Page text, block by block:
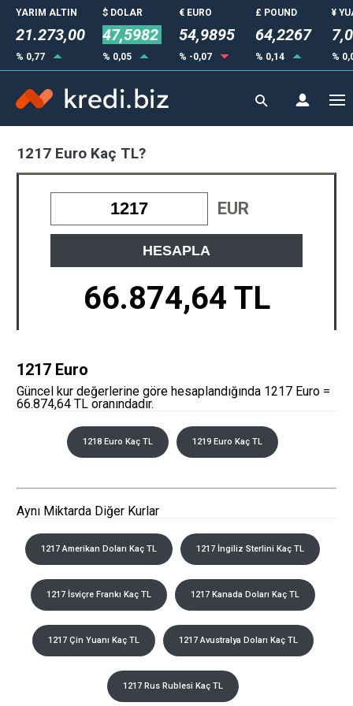
YARIM ALTIN
21.273,00
% 0,77
$ DOLAR
47,5982
% 0,05
€ EURO
54,9895
% -0,07
£ POUND
64,2267
% 0,14
¥
%
1217 Euro Kaç TL?
EUR
HESAPLA
66.874,64 TL
1217 Euro
Güncel kur değerlerine göre hesaplandığında 1217 Euro =
66.874,64 TL oranındadır.
1218 Euro Kaç TL 1219 Euro Kaç TL
Aynı Miktarda Diğer Kurlar
1217 Amerikan Doları Kaç TL 1217 İngiliz Sterlini Kaç TL
1217 İsviçre Frankı Kaç TL 1217 Kanada Doları Kaç TL
1217 Çin Yuanı Kaç TL 1217 Avustralya Doları Kaç TL
1217 Rus Rublesi Kaç TL